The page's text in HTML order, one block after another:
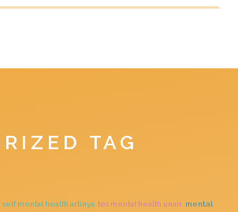
TAG
self mental health artinya tes mental health unair mental